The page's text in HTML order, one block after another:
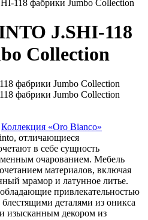
118 фабрики Jumbo Collection
J.SHI-118
Collection
Коллекция «Oro Bianco»
отличающиеся
в себе сущность
очарованием. Мебель
материалов, включая
мрамор и латунное литье.
привлекательностью
деталями из оникса
изысканным декором из